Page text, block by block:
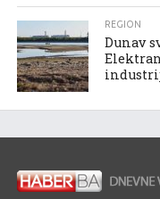
REGION
Dunav